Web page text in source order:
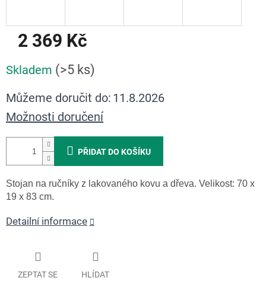
2 369 Kč
cena:
Skladem (>5 ks)
Můžeme doručit do: 11.8.2026
Možnosti doručení
PŘIDAT DO KOŠÍKU
Stojan na ručníky z lakovaného kovu a dřeva. Velikost: 70 x
19 x 83 cm.
Detailní informace
ZEPTAT SE HLÍDAT